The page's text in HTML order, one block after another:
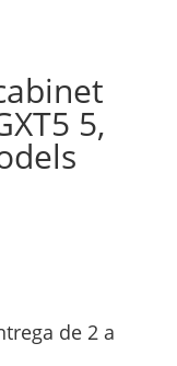
5,
de 2 a